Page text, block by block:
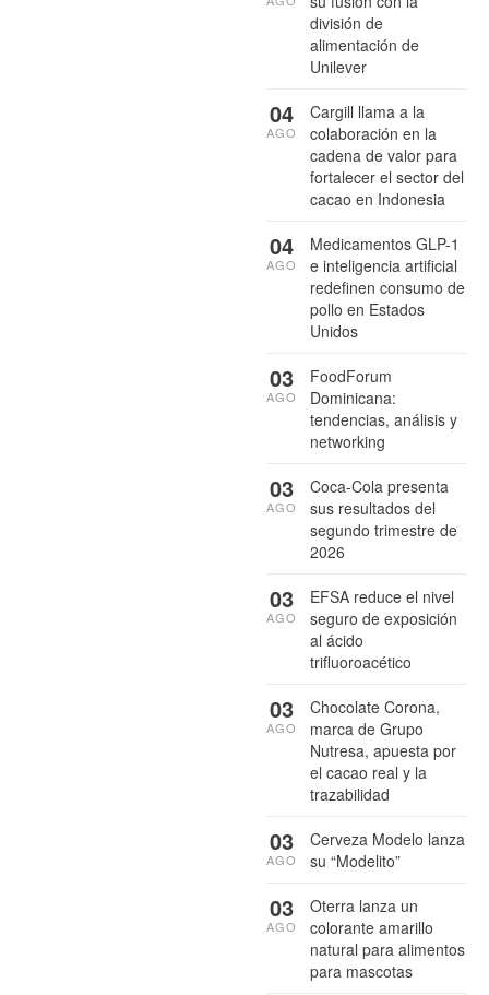
división de
alimentación de
Unilever
Cargill llama a la
colaboración en la
cadena de valor para
fortalecer el sector del
cacao en Indonesia
04
AGO
Medicamentos GLP-1
e inteligencia artificial
redefinen consumo de
pollo en Estados
Unidos
04
AGO
FoodForum
Dominicana:
tendencias, análisis y
networking
03
AGO
Coca-Cola presenta
sus resultados del
segundo trimestre de
2026
03
AGO
EFSA reduce el nivel
seguro de exposición
al ácido
trifluoroacético
03
AGO
Chocolate Corona,
marca de Grupo
Nutresa, apuesta por
el cacao real y la
trazabilidad
03
AGO
Cerveza Modelo lanza
su “Modelito”
03
AGO
Oterra lanza un
colorante amarillo
natural para alimentos
para mascotas
03
AGO